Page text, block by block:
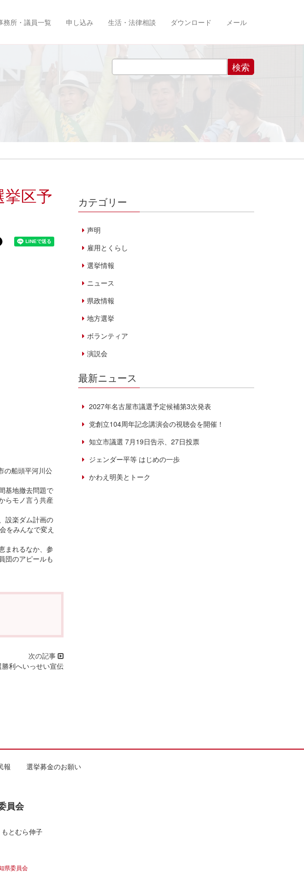
務所・議員一覧 申し込み 生活・法律相談 ダウンロード メール
区予
の船頭平河川公
基地撤去問題で
らモノ言う共産
設楽ダム計画の
をみんなで変え
まれるなか、参
団のアピールも
利へいっせい宣伝
カテゴリー
声明
雇用とくらし
選挙情報
ニュース
県政情報
地方選挙
ボランティア
演説会
最新ニュース
2027年名古屋市議選予定候補第3次発表
党創立104周年記念講演会の視聴会を開催！
知立市議選 7月19日告示、27日投票
ジェンダー平等 はじめの一歩
かわえ明美とトーク
報 選挙募金のお願い
員会
もとむら伸子
県委員会